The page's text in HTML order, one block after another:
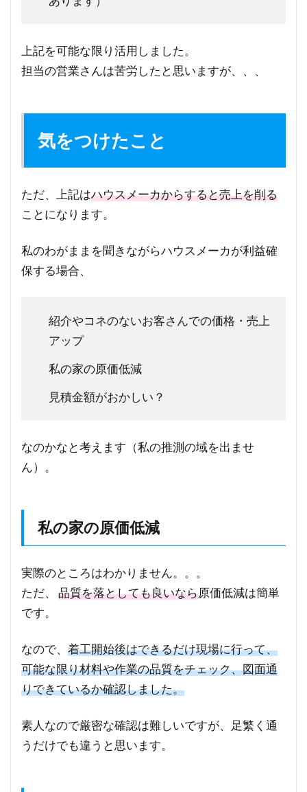
上記を可能な限り活用しました。
担当の営業さんは苦労したと思いますが、、、
気をつけたこと
ただ、上記はハウスメーカからすると売上を削る
ことになります。
私のわがままを聞きながらハウスメーカが利益確
保する場合、
紹介やコネのないお客さんでの価格・売上
アップ
私の家の原価低減
見積金額がおかしい？
なのかなと考えます（私の推測の域を出ませ
ん）。
私の家の原価低減
実際のところはわかりません。。。
ただ、 品質を落としても良いなら原価低減は簡単
です。
なので、 着工開始後はできるだけ現場に行って、
可能な限り材料や作業の品質をチェック、図面通
りできているか確認しました。
素人なので厳密な確認は難しいですが、足繁く通
うだけでも違うと思います。